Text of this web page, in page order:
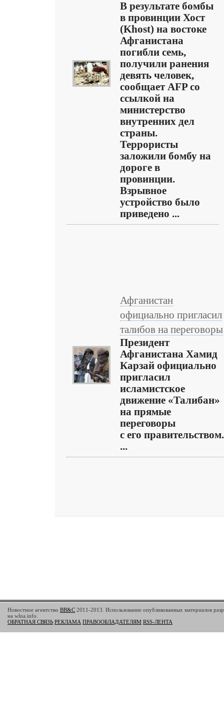
В результате бомбы
в провинции Хост
(Khost) на востоке
Афганистана
погибли семь,
получили ранения
девять человек,
сообщает AFP со
ссылкой на
министерство
внутренних дел
страны.
Террористы
заложили бомбу на
дороге в
провинции.
Взрывное
устройство было
приведено ...
Афганистан
официально пригласил
талибов на переговоры
Президент
Афганистана Хамид
Карзай официально
пригласил
исламистское
движение «Талибан»
на прямые
переговоры
с его правительством.
...
Новостное агентство BB&C 2011-2013. Использование опубликованных материалов
на wlna.info.
ОБРАТНАЯ СВЯЗЬ РЕКЛАМА ПРАВООБЛАДАТЕЛЯМ RSS-ЛЕНТА